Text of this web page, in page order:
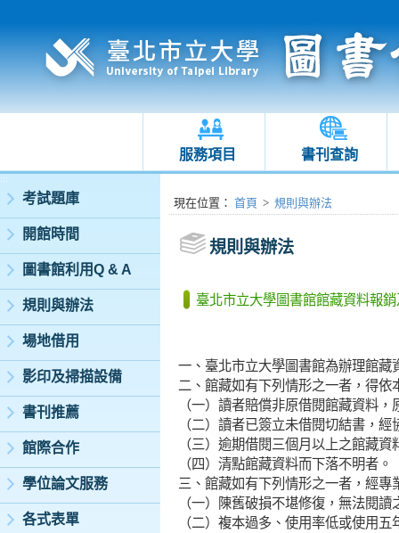
服務項目 書刊查詢
:::
考試題庫
開館時間
圖書館利用Q & A
規則與辦法
場地借用
影印及掃描設備
書刊推薦
館際合作
學位論文服務
各式表單
:::現在位置 ： 首頁 > 規則與辦法
規則與辦法
臺北市立大學圖書館館藏資料報
一、臺北市立大學圖書館為辦理館
二、館藏如有下列情形之一者，得依
（一）讀者賠償非原借閱館藏資料
（二）讀者已簽立未借閱切結書，
（三）逾期借閱三個月以上之館藏
（四）清點館藏資料而下落不明者。
三、館藏如有下列情形之一者，經
（一）陳舊破損不堪修復，無法閱讀
（二）複本過多、使用率低或使用